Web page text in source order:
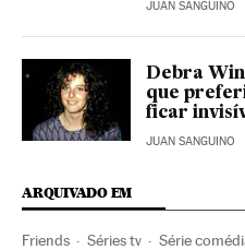
JUAN SANGUINO
Debra
que
ficar
JUAN SANGUINO
ARQUIVADO EM
Friends Séries tv Série